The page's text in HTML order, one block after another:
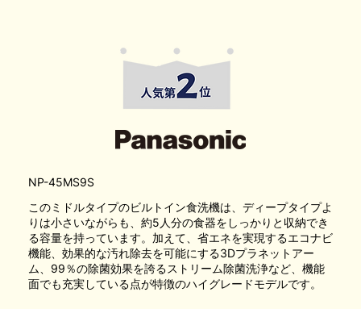
このミドルタイプのビルトイン食洗機は、ディープタイプよ
りは小さいながらも、約5人分の食器をしっかりと収納でき
る容量を持っています。加えて、省エネを実現するエコナビ
機能、効果的な汚れ除去を可能にする3Dプラネットアー
ム、99％の除菌効果を誇るストリーム除菌洗浄など、機能
面でも充実している点が特徴のハイグレードモデルです。
NP-45MS9S